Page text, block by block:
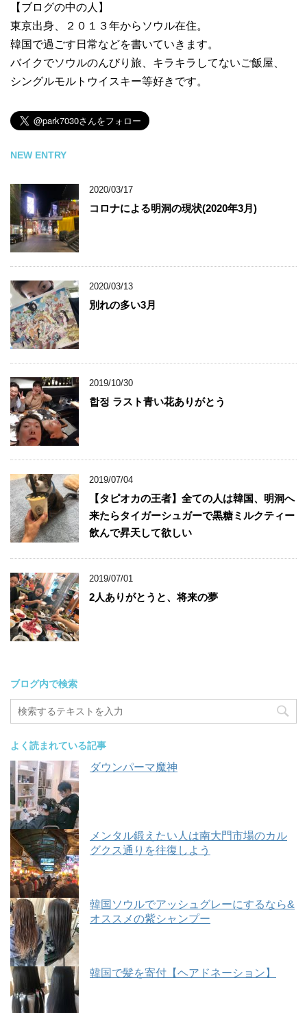
【ブログの中の人】
東京出身、２０１３年からソウル在住。
韓国で過ごす日常などを書いていきます。
バイクでソウルのんびり旅、キラキラしてないご飯屋、
シングルモルトウイスキー等好きです。
NEW ENTRY
2020/03/17
コロナによる明洞の現状(2020年3月)
2020/03/13
別れの多い3月
2019/10/30
합정 ラスト青い花ありがとう
2019/07/04
【タピオカの王者】全ての人は韓国、明洞へ
来たらタイガーシュガーで黒糖ミルクティー
飲んで昇天して欲しい
2019/07/01
2人ありがとうと、将来の夢
ブログ内で検索
よく読まれている記事
ダウンパーマ魔神
メンタル鍛えたい人は南大門市場のカル
グクス通りを往復しよう
韓国ソウルでアッシュグレーにするなら&
オススメの紫シャンプー
韓国で髪を寄付【ヘアドネーション】